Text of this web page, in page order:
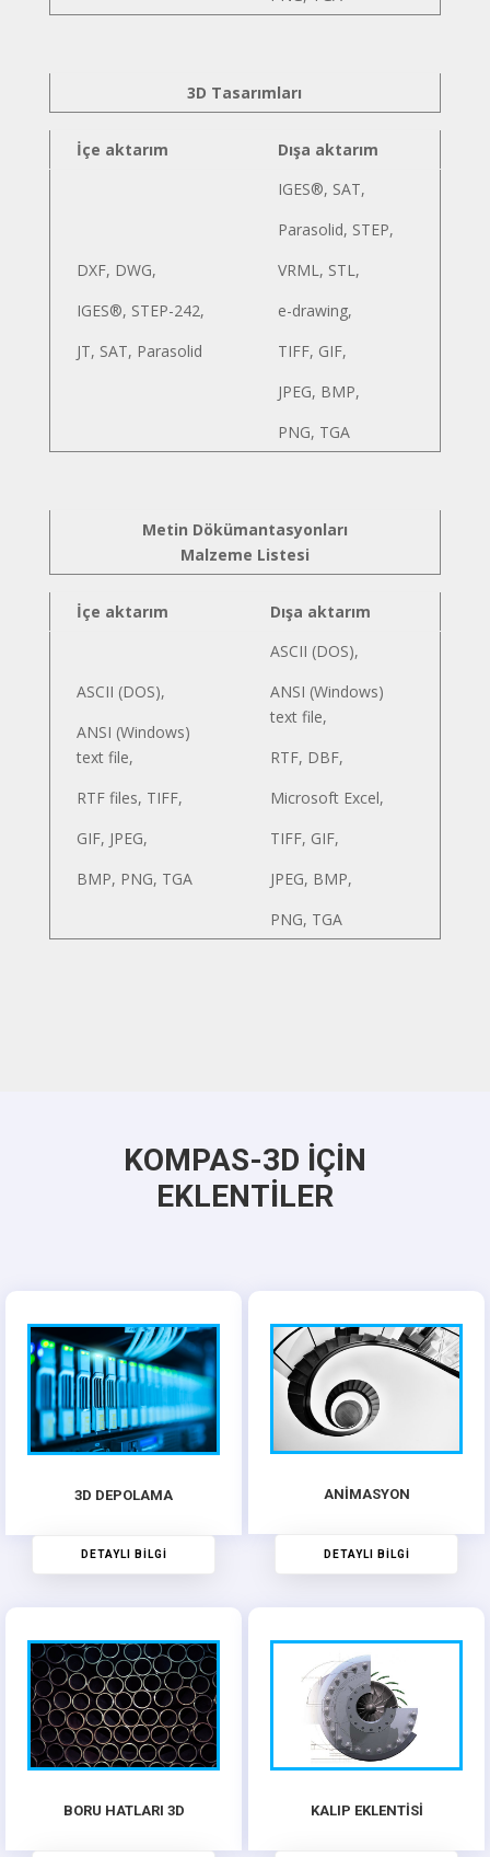
3D Tasarımları
İçe aktarım Dışa aktarım
DXF, DWG,
IGES®, STEP-242,
JT, SAT, Parasolid
IGES®, SAT,
Parasolid, STEP,
VRML, STL,
e-drawing,
TIFF, GIF,
JPEG, BMP,
PNG, TGA
Metin Dökümantasyonları
Malzeme Listesi
İçe aktarım Dışa aktarım
ASCII (DOS),
ANSI (Windows)
text file,
RTF files, TIFF,
GIF, JPEG,
BMP, PNG, TGA
ASCII (DOS),
ANSI (Windows)
text file,
RTF, DBF,
Microsoft Excel,
TIFF, GIF,
JPEG, BMP,
PNG, TGA
KOMPAS-3D İÇİN
EKLENTİLER
3D DEPOLAMA
DETAYLI BİLGİ
BORU HATLARI 3D
ANİMASYON
DETAYLI BİLGİ
KALIP EKLENTİSİ